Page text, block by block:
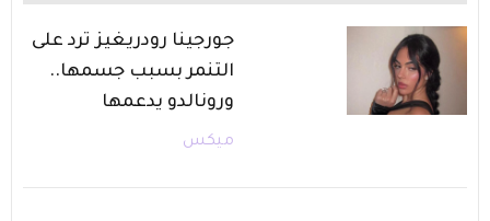
جورجينا رودريغيز ترد على
التنمر بسبب جسمها..
ورونالدو يدعمها
ميكس